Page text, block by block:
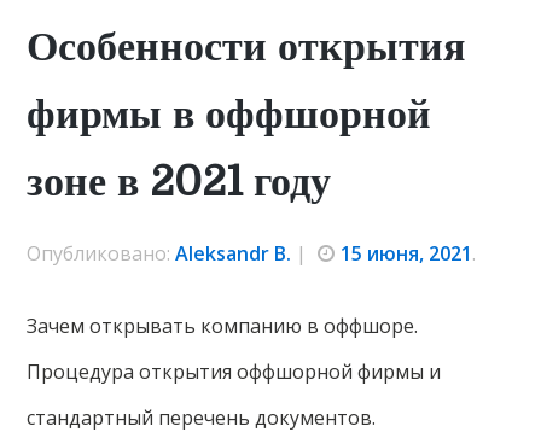
Особенности открытия
фирмы в оффшорной
зоне в 2021 году
Опубликовано:Aleksandr B. | 15 июня, 2021.
Зачем открывать компанию в оффшоре.
Процедура открытия оффшорной фирмы и
стандартный перечень документов.